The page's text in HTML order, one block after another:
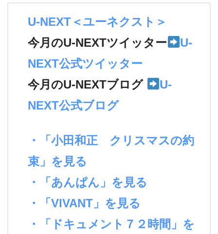
U-NEXT＜ユーネクスト＞
今月のU-NEXTツイッター
U-
NEXT公式ツイッター
今月のU-NEXTブログ
U-
NEXT公式ブログ
・「小田和正 クリスマスの約
束」を見る
・「あんぱん」を見る
・「VIVANT」を見る
・「ドキュメント７２時間」を